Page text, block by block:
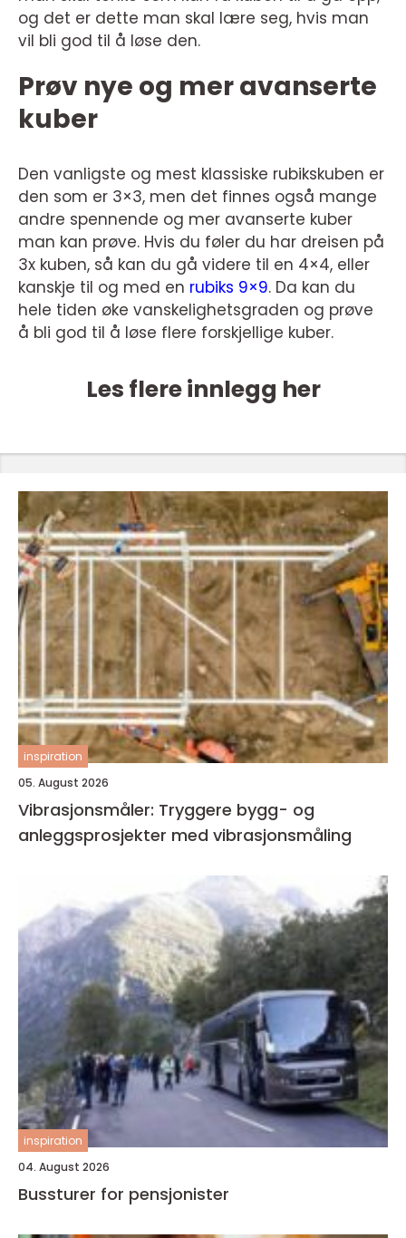
og det er dette man skal lære seg, hvis man
vil bli god til å løse den.
Prøv nye og mer avanserte
kuber
Den vanligste og mest klassiske rubikskuben er
den som er 3×3, men det finnes også mange
andre spennende og mer avanserte kuber
man kan prøve. Hvis du føler du har dreisen på
3x kuben, så kan du gå videre til en 4×4, eller
kanskje til og med en rubiks 9×9. Da kan du
hele tiden øke vanskelighetsgraden og prøve
å bli god til å løse flere forskjellige kuber.
Les flere innlegg her
inspiration
05. August 2026
Vibrasjonsmåler: Tryggere bygg- og
anleggsprosjekter med vibrasjonsmåling
inspiration
04. August 2026
Bussturer for pensjonister